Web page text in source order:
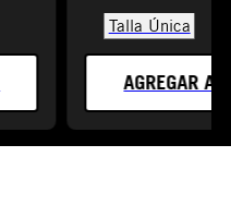
Talla Única
AGREGAR AL